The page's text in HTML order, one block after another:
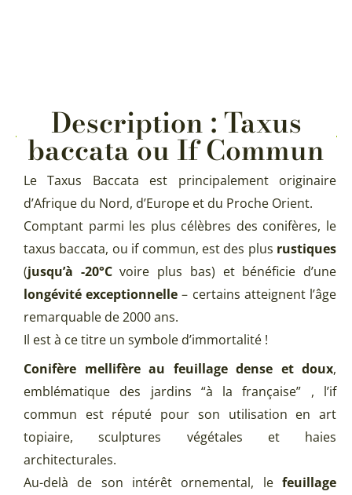
Description : Taxus
baccata ou If Commun
Le Taxus Baccata est principalement originaire
d’Afrique du Nord, d’Europe et du Proche Orient.
Comptant parmi les plus célèbres des conifères, le
taxus baccata, ou if commun, est des plus rustiques
(jusqu’à -20°Cvoire plus bas) et bénéficie d’une
longévité exceptionnelle – certains atteignent l’âge
remarquable de 2000 ans.
Il est à ce titre un symbole d’immortalité !
Conifère mellifère au feuillage dense et doux,
emblématique des jardins “à la française” , l’if
commun est réputé pour son utilisation en art
topiaire, sculptures végétales et haies
architecturales.
Au-delà de son intérêt ornemental, le feuillage